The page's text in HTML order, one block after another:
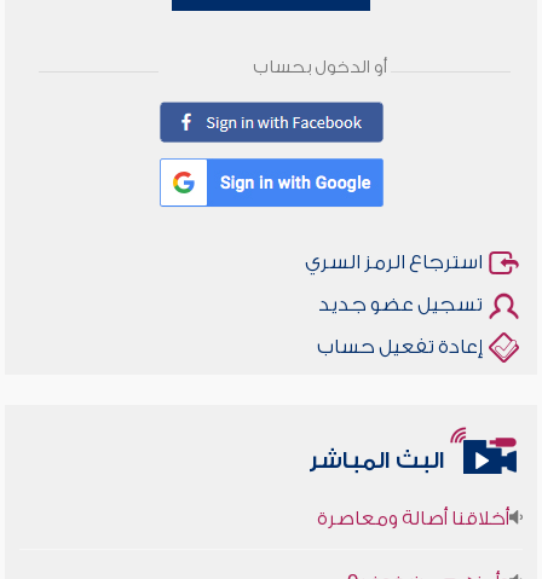
أو الدخول بحساب
استرجاع الرمز السري
تسجيل عضو جديد
إعادة تفعيل حساب
البث المباشر